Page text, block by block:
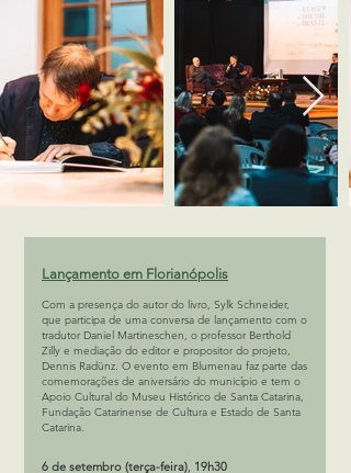
Lançamento em Florianópolis
Com a presença do autor do livro, Sylk Schneider,
que participa de uma conversa de lançamento com o
tradutor Daniel Martineschen, o professor Berthold
Zilly e mediação do editor e propositor do projeto,
Dennis Radünz. O evento em Blumenau faz parte das
comemorações de aniversário do município e tem o
Apoio Cultural do Museu Histórico de Santa Catarina,
Fundação Catarinense de Cultura e Estado de Santa
Catarina.
6 de setembro (terça-feira), 19h30